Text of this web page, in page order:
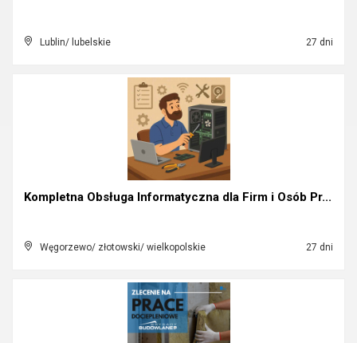
Lublin/ lubelskie 27 dni
Kompletna Obsługa Informatyczna dla Firm i Osób Pr...
Węgorzewo/ złotowski/ wielkopolskie 27 dni